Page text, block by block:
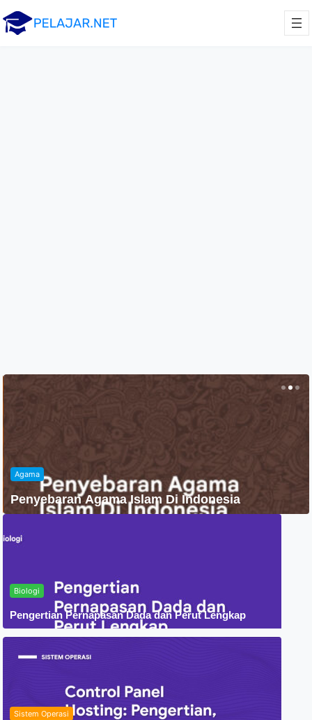
Agama
Penyebaran Agama Islam Di Indonesia
Biologi
Pengertian Pernapasan Dada dan Perut Lengkap
Sistem Operasi